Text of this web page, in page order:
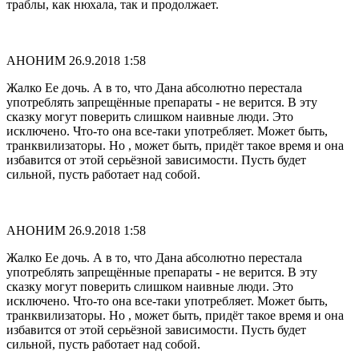
траблы, как нюхала, так и продолжает.
АНОНИМ 26.9.2018 1:58
Жалко Ее дочь. А в то, что Дана абсолютно перестала
употреблять запрещённые препараты - не верится. В эту
сказку могут поверить слишком наивные люди. Это
исключено. Что-то она все-таки употребляет. Может быть,
транквилизаторы. Но , может быть, придёт такое время и она
избавится от этой серьёзной зависимости. Пусть будет
сильной, пусть работает над собой.
АНОНИМ 26.9.2018 1:58
Жалко Ее дочь. А в то, что Дана абсолютно перестала
употреблять запрещённые препараты - не верится. В эту
сказку могут поверить слишком наивные люди. Это
исключено. Что-то она все-таки употребляет. Может быть,
транквилизаторы. Но , может быть, придёт такое время и она
избавится от этой серьёзной зависимости. Пусть будет
сильной, пусть работает над собой.